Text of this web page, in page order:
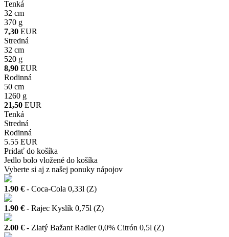
Tenká
32 cm
370 g
7,30 EUR
Stredná
32 cm
520 g
8,90 EUR
Rodinná
50 cm
1260 g
21,50 EUR
Tenká
Stredná
Rodinná
5.55 EUR
Pridať do košíka
Jedlo bolo vložené do košíka
Vyberte si aj z našej ponuky nápojov
1.90 € - Coca-Cola 0,33l (Z)
1.90 € - Rajec Kyslík 0,75l (Z)
2.00 € - Zlatý Bažant Radler 0,0% Citrón 0,5l (Z)